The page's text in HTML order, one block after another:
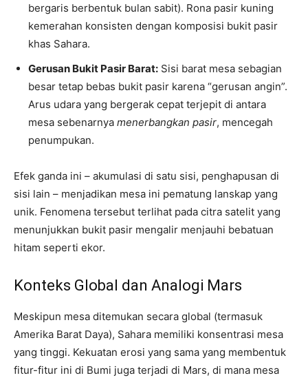
bergaris berbentuk bulan sabit). Rona pasir kuning
kemerahan konsisten dengan komposisi bukit pasir
khas Sahara.
Gerusan Bukit Pasir Barat: Sisi barat mesa sebagian
besar tetap bebas bukit pasir karena “gerusan angin”.
Arus udara yang bergerak cepat terjepit di antara
mesa sebenarnya menerbangkan pasir, mencegah
penumpukan.
Efek ganda ini – akumulasi di satu sisi, penghapusan di
sisi lain – menjadikan mesa ini pematung lanskap yang
unik. Fenomena tersebut terlihat pada citra satelit yang
menunjukkan bukit pasir mengalir menjauhi bebatuan
hitam seperti ekor.
Konteks Global dan Analogi Mars
Meskipun mesa ditemukan secara global (termasuk
Amerika Barat Daya), Sahara memiliki konsentrasi mesa
yang tinggi. Kekuatan erosi yang sama yang membentuk
fitur-fitur ini di Bumi juga terjadi di Mars, di mana mesa